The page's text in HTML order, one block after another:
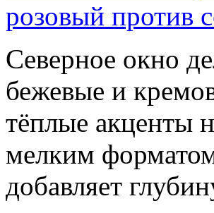
розовый против
Северное окно
бежевые и
тёплые акценты
мелким
добавляет